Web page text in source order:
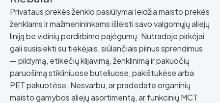
Privataus prekės ženklo pasiūlymai leidžia maisto prekės
ženklams ir mažmenininkams išleisti savo valgomųjų aliejų
liniją be vidinių perdirbimo pajėgumų. Nutradoje pirkėjai
gali susisiekti su tiekėjais, siūlančiais pilnus sprendimus
— pildymą, etikečių klijavimą, ženklinimą ir pakuočių
paruošimą stikliniuose buteliuose, pakištukėse arba
PET pakuotėse. Nesvarbu, ar pradedate organinių
maisto gamybos aliejų asortimentą, ar funkcinių MCT